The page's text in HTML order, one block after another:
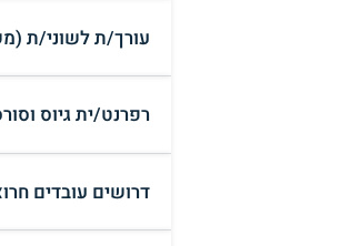
עורך/ת לשוני/ת
רפרנט/ית גיוס
דרושים עובדים